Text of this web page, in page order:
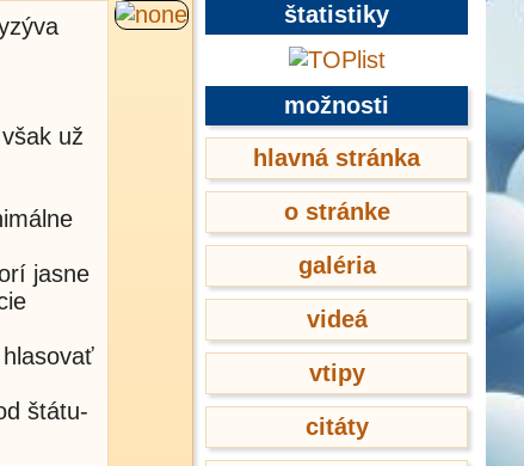
už
jasne
štátu-
štatistiky
možnosti
hlavná stránka
o stránke
galéria
videá
vtipy
citáty